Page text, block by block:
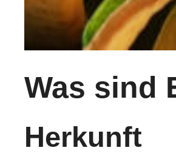
Was sind
Herkunft